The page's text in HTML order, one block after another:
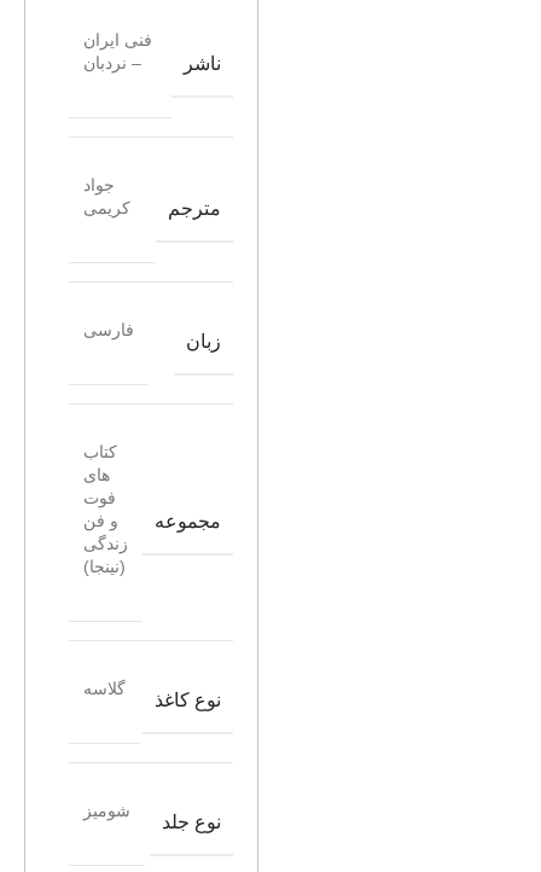
ناشر
فنی ایران
– نردبان
مترجم
جواد
کریمی
زبان
فارسی
مجموعه
کتاب
های
فوت
و فن
زندگی
(نینجا)
نوع کاغذ
گلاسه
نوع جلد
شومیز